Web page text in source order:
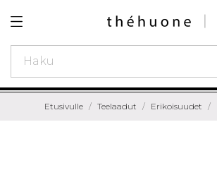
Etusivulle Teelaadut Erikoisuudet